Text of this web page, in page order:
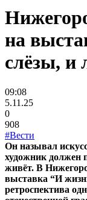
на
слёзы, и
09:08
5.11.25
0
908
#Вести
Он называл
художник должен
живёт. В
выставка “И
ретроспектива